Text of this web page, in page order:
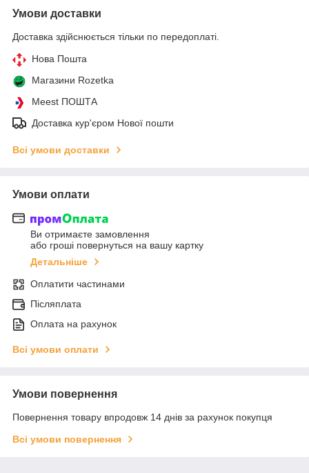
Умови доставки
Доставка здійснюється тільки по передоплаті.
Нова Пошта
Магазини Rozetka
Meest ПОШТА
Доставка кур'єром Нової пошти
Всі умови доставки
Умови оплати
Ви отримаєте замовлення
або гроші повернуться на вашу картку
Детальніше
Оплатити частинами
Післяплата
Оплата на рахунок
Всі умови оплати
Умови повернення
Повернення товару впродовж 14 днів за рахунок покупця
Всі умови повернення